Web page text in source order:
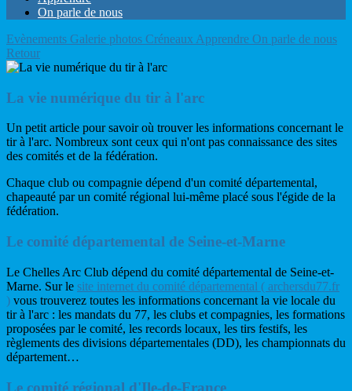
On parle de nous
Evènements Galerie photos Créneaux Apprendre On parle de nous
Retour
La vie numérique du tir à l'arc
Un petit article pour savoir où trouver les informations concernant le
tir à l'arc. Nombreux sont ceux qui n'ont pas connaissance des sites
des comités et de la fédération.
Chaque club ou compagnie dépend d'un comité départemental,
chapeauté par un comité régional lui-même placé sous l'égide de la
fédération.
Le comité départemental de Seine-et-Marne
Le Chelles Arc Club dépend du comité départemental de Seine-et-
Marne. Sur le site internet du comité départemental ( archersdu77.fr
) vous trouverez toutes les informations concernant la vie locale du
tir à l'arc : les mandats du 77, les clubs et compagnies, les formations
proposées par le comité, les records locaux, les tirs festifs, les
règlements des divisions départementales (DD), les championnats du
département…
Le comité régional d'Ile-de-France